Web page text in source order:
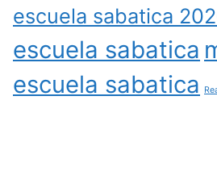
escuela sabatica
escuela sabatica
escuela sabatica